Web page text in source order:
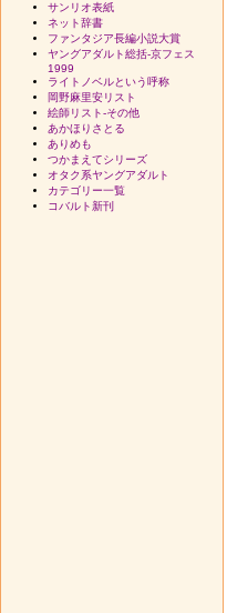
サンリオ表紙
ネット辞書
ファンタジア長編小説大賞
ヤングアダルト総括-京フェス
1999
ライトノベルという呼称
岡野麻里安リスト
絵師リスト-その他
あかほりさとる
ありめも
つかまえてシリーズ
オタク系ヤングアダルト
カテゴリー一覧
コバルト新刊